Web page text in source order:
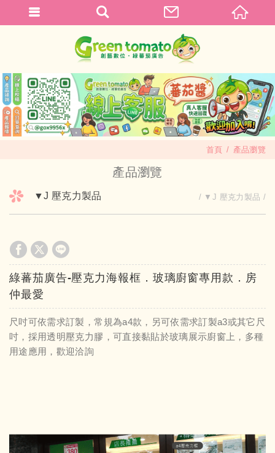
產品瀏覽
首頁 產品瀏覽
▼J 壓克力製品 ▼J 壓克力製品
綠蕃茄廣告-壓克力海報框．玻璃廚窗專用款．房
仲最愛
尺吋可依需求訂製，常規為a4款，另可依需求訂製a3或其它尺
吋，採用透明壓克力膠，可直接黏貼於玻璃展示廚窗上，多種
用途應用，歡迎洽詢